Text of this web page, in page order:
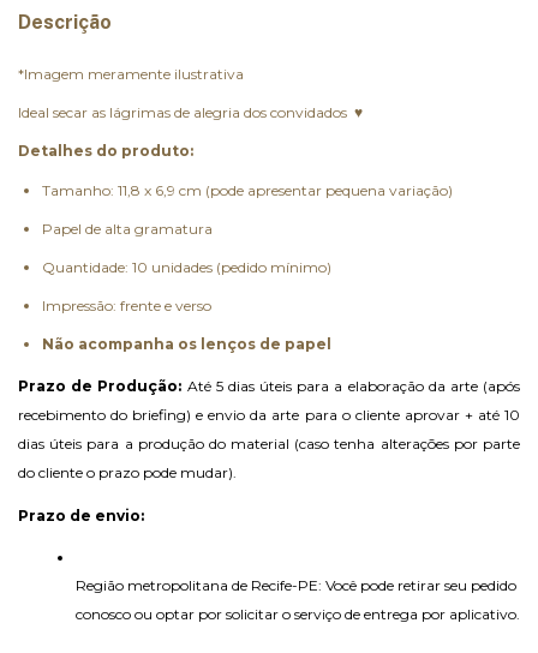
Descrição
*Imagem meramente ilustrativa
Ideal secar as lágrimas de alegria dos convidados ♥
Detalhes do produto:
Tamanho: 11,8 x 6,9 cm (pode apresentar pequena variação)
Papel de alta gramatura
Quantidade: 10 unidades (pedido mínimo)
Impressão: frente e verso
Não acompanha os lenços de papel
Prazo de Produção: Até 5 dias úteis para a elaboração da arte (após
recebimento do briefing) e envio da arte para o cliente aprovar + até 10
dias úteis para a produção do material (caso tenha alterações por parte
do cliente o prazo pode mudar).
Prazo de envio:
Região metropolitana de Recife-PE: Você pode retirar seu pedido
conosco ou optar por solicitar o serviço de entrega por aplicativo.